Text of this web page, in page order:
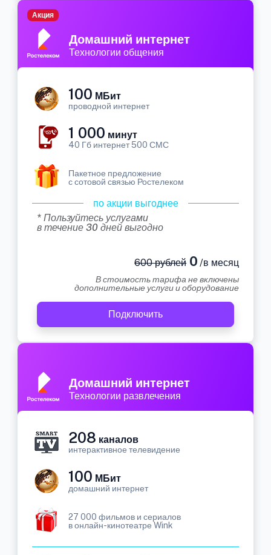
Домашний интернет
Технологии общения
Акция
100 МБит
проводной интернет
1 000 минут
40 Гб интернет 500 СМС
Пакетное предложение
с сотовой связью Ростелеком
по акции выгоднее
* Пользуйтесь услугами
в течение 30 дней выгодно
600 рублей0 /в месяц
В стоимость тарифа не включены
дополнительные услуги и оборудование
Подключить
Домашний интернет
Технологии развлечения
208 каналов
интерактивное телевидение
100 МБит
домашний интернет
27 000 фильмов и сериалов
в онлайн-кинотеатре Wink